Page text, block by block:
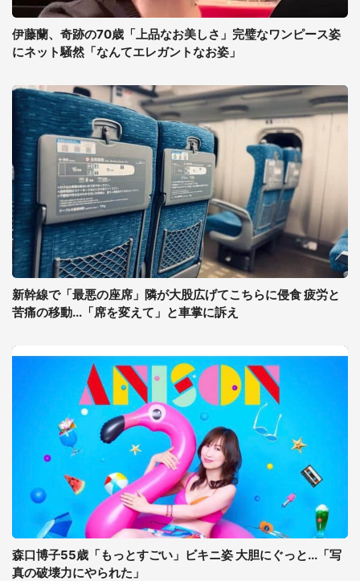
伊藤蘭、奇跡の70歳「上品なお美しさ」完璧なワンピース姿
にネット騒然「なんてエレガントなお姿」
新幹線で「最悪の座席」隣が大股広げてこちらに侵食 疲労と
苦痛の移動...「席を変えて」と車掌に訴え
森口博子55歳「もっとすごい」ビキニ姿 大胆にぐっと...「写
真の破壊力にやられた」